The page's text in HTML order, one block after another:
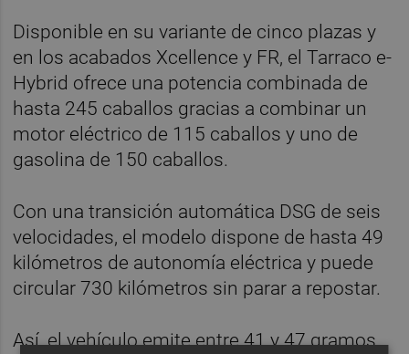
Disponible en su variante de cinco plazas y
en los acabados Xcellence y FR, el Tarraco e-
Hybrid ofrece una potencia combinada de
hasta 245 caballos gracias a combinar un
motor eléctrico de 115 caballos y uno de
gasolina de 150 caballos.
Con una transición automática DSG de seis
velocidades, el modelo dispone de hasta 49
kilómetros de autonomía eléctrica y puede
circular 730 kilómetros sin parar a repostar.
Así, el vehículo emite entre 41 y 47 gramos